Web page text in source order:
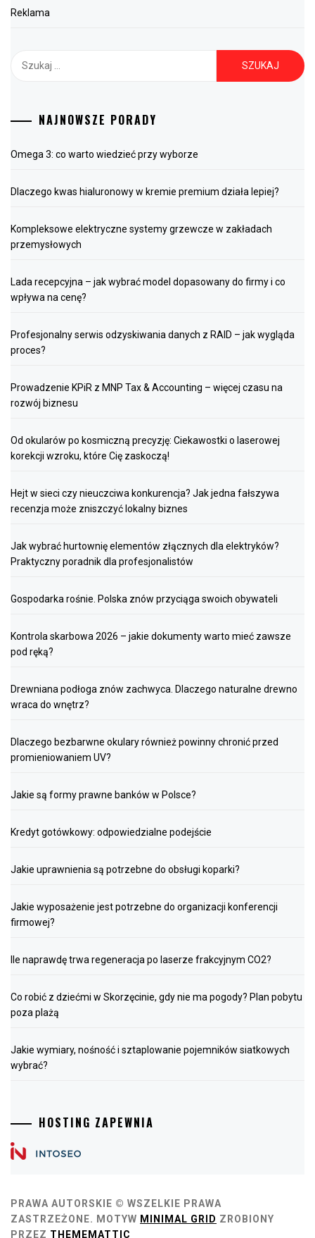
Reklama
NAJNOWSZE PORADY
Omega 3: co warto wiedzieć przy wyborze
Dlaczego kwas hialuronowy w kremie premium działa lepiej?
Kompleksowe elektryczne systemy grzewcze w zakładach
przemysłowych
Lada recepcyjna – jak wybrać model dopasowany do firmy i co
wpływa na cenę?
Profesjonalny serwis odzyskiwania danych z RAID – jak wygląda
proces?
Prowadzenie KPiR z MNP Tax & Accounting – więcej czasu na
rozwój biznesu
Od okularów po kosmiczną precyzję: Ciekawostki o laserowej
korekcji wzroku, które Cię zaskoczą!
Hejt w sieci czy nieuczciwa konkurencja? Jak jedna fałszywa
recenzja może zniszczyć lokalny biznes
Jak wybrać hurtownię elementów złącznych dla elektryków?
Praktyczny poradnik dla profesjonalistów
Gospodarka rośnie. Polska znów przyciąga swoich obywateli
Kontrola skarbowa 2026 – jakie dokumenty warto mieć zawsze
pod ręką?
Drewniana podłoga znów zachwyca. Dlaczego naturalne drewno
wraca do wnętrz?
Dlaczego bezbarwne okulary również powinny chronić przed
promieniowaniem UV?
Jakie są formy prawne banków w Polsce?
Kredyt gotówkowy: odpowiedzialne podejście
Jakie uprawnienia są potrzebne do obsługi koparki?
Jakie wyposażenie jest potrzebne do organizacji konferencji
firmowej?
Ile naprawdę trwa regeneracja po laserze frakcyjnym CO2?
Co robić z dziećmi w Skorzęcinie, gdy nie ma pogody? Plan pobytu
poza plażą
Jakie wymiary, nośność i sztaplowanie pojemników siatkowych
wybrać?
HOSTING ZAPEWNIA
PRAWA AUTORSKIE © WSZELKIE PRAWA
ZASTRZEŻONE. MOTYW MINIMAL GRID ZROBIONY
PRZEZ THEMEMATTIC